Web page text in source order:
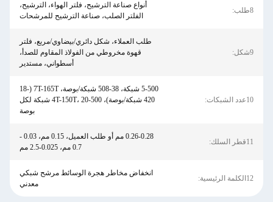
8طلب:
أنواع صناعة الترشيح، فلتر الهواء، الترشيح،
الفلتر الصلب، صناعة الترشيح للمرشحات
9شكل:
طلب العملاء، شكل دائري/بيضاوي/مربع، فلتر
قهوة مخروطي من الفولاذ المقاوم للصدأ،
أسطواني، مستدير
10عدد الشبكات:
5-500 شبكة، 38-508 شبكة/بوصة، 7T-165T (18-
420 شبكة/بوصة)، 4T-150T، 20-500 شبكة لكل
بوصة
11قطر السلك:
0.26-0.28 مم أو طلب العميل، 0.15 مم، 0.03 -
0.7 مم، 0.025-2.5 مم
12الكلمة الرئيسية:
انخفاض مخاطر هجرة الوسائط مرشح شبكي
معدني